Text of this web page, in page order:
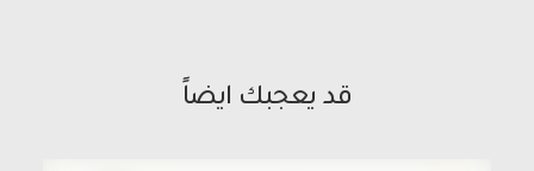
قد يعجبك ايضاً